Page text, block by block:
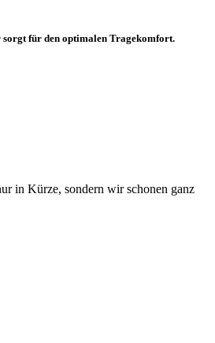
sorgt für den optimalen Tragekomfort.
in Kürze, sondern wir schonen ganz